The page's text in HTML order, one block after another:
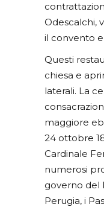
Odescalchi,
il convento e
Questi
chiesa e
laterali. La
maggiore
24 ottobre
Cardinale
numerosi
governo del
Perugia, i